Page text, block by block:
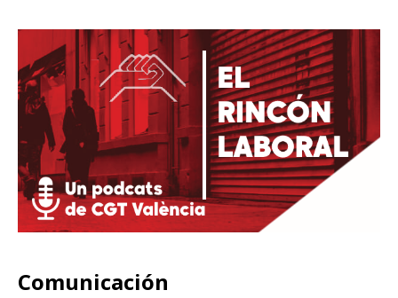
reconocimientos médicos. El
ISM defiende que prevalezca
el reconocimiento de la Casa
del Mar, pero mientras tanto
recordamos a las empresas
que el tiempo dedicado a
estos reconocimientos es
tiempo de trabajo efectivo y
debe ser asumido por la
empresa, tal y como recoge el
Estatuto de los Trabajadores.
Comunicación